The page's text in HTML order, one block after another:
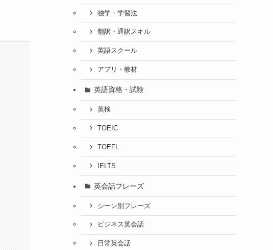
独学・学習法
翻訳・通訳スキル
英語スクール
アプリ・教材
英語資格・試験
英検
TOEIC
TOEFL
IELTS
英会話フレーズ
シーン別フレーズ
ビジネス英会話
日常英会話